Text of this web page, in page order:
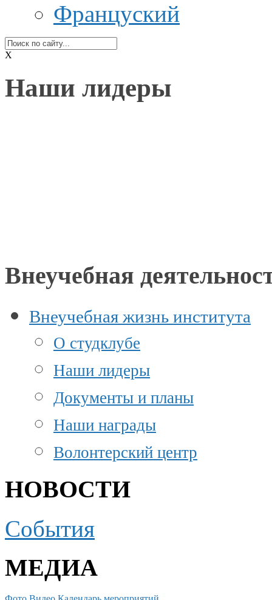
Француский
X
Наши лидеры
Внеучебная
Внеучебная жизнь института
О студклубе
Наши лидеры
Документы и планы
Наши награды
Волонтерский центр
НОВОСТИ
События
МЕДИА